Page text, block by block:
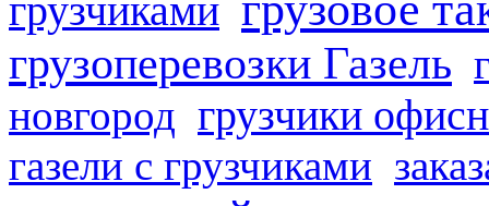
грузчиками
грузоперевозки Газель
новгород грузчики
газели с грузчиками